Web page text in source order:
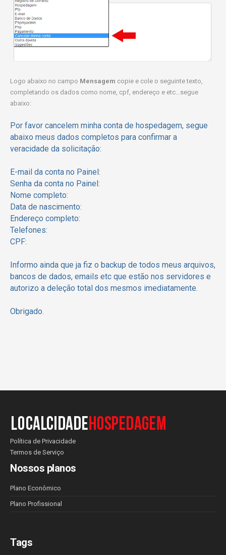
Logo abaixo no campo Mensagem copie e cole o seguinte texto,
completando os dados como nome, cpf, endereço e etc...segue
abaixo:
Por favor cancelem minha conta de hospedagem, segue
abaixo meus dados completos para confirmar a
veracidade da solicitação:
E-mail da conta no Painel:
Senha da conta no Painel:
Nome completo:
Data de nascimento:
Endereço completo:
Telefones:
CPF:
Informo ainda que ja fiz o backup de todos meus arquivos,
bancos de dados, emails etc que estão nos servidores e
autorizo a deleção total dos mesmos imediatamente.
Obrigado.
Política de Privacidade
Termos de Serviço
Nossos planos
Plano Econômico
Plano Profissional
Tags